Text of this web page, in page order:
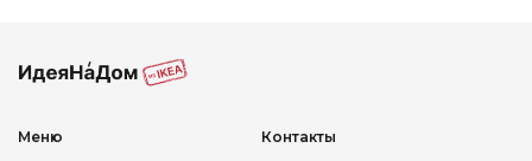
Меню
Контакты